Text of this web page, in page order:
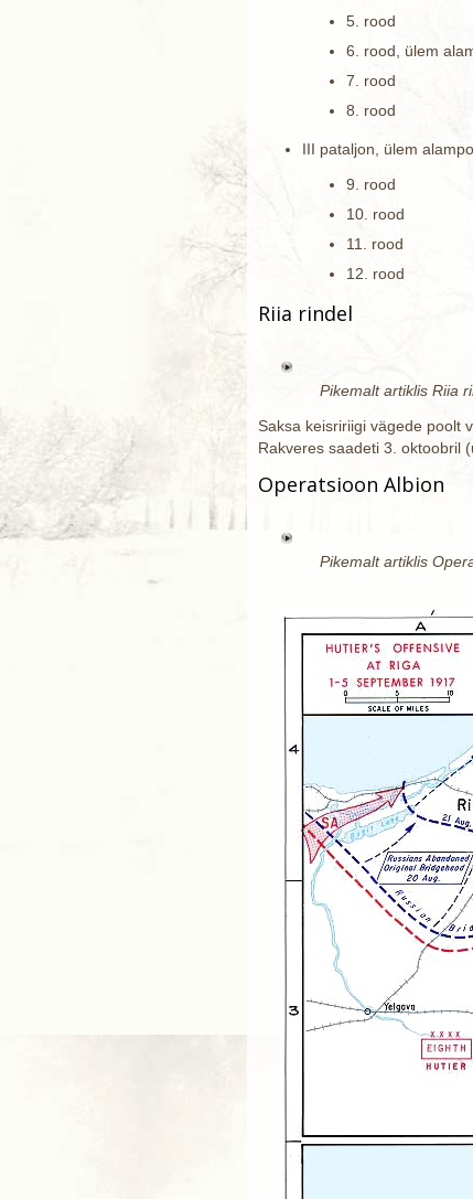
5. rood
6. rood, ülem
7. rood
8. rood
III pataljon, ülem
9. rood
10. rood
11. rood
12. rood
Riia rindel
Pikemalt artiklis Riia
Saksa keisririigi vägede poolt
Rakveres saadeti 3. oktoobril
Operatsioon Albion
Pikemalt artiklis